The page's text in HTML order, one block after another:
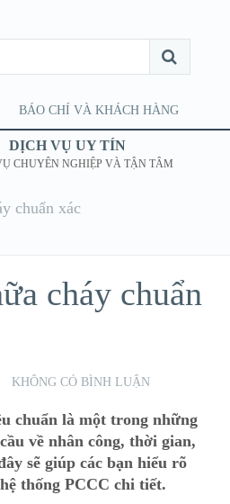
BÁO CHÍ VÀ KHÁCH HÀNG
DỊCH VỤ UY TÍN
CHUYÊN NGHIỆP VÀ TẬN TÂM
chuẩn xác
cháy chuẩn
KHÔNG CÓ BÌNH LUẬN
chuẩn là một trong những
về nhân công, thời gian,
sẽ giúp các bạn hiểu rõ
thống PCCC chi tiết.